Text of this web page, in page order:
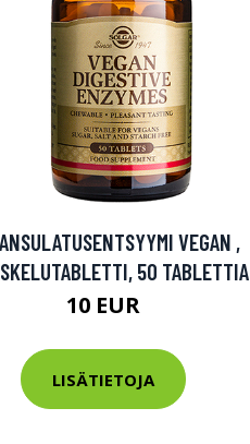
VEGAN ,
50 TABLETTIA
10 EUR
LISÄTIETOJA